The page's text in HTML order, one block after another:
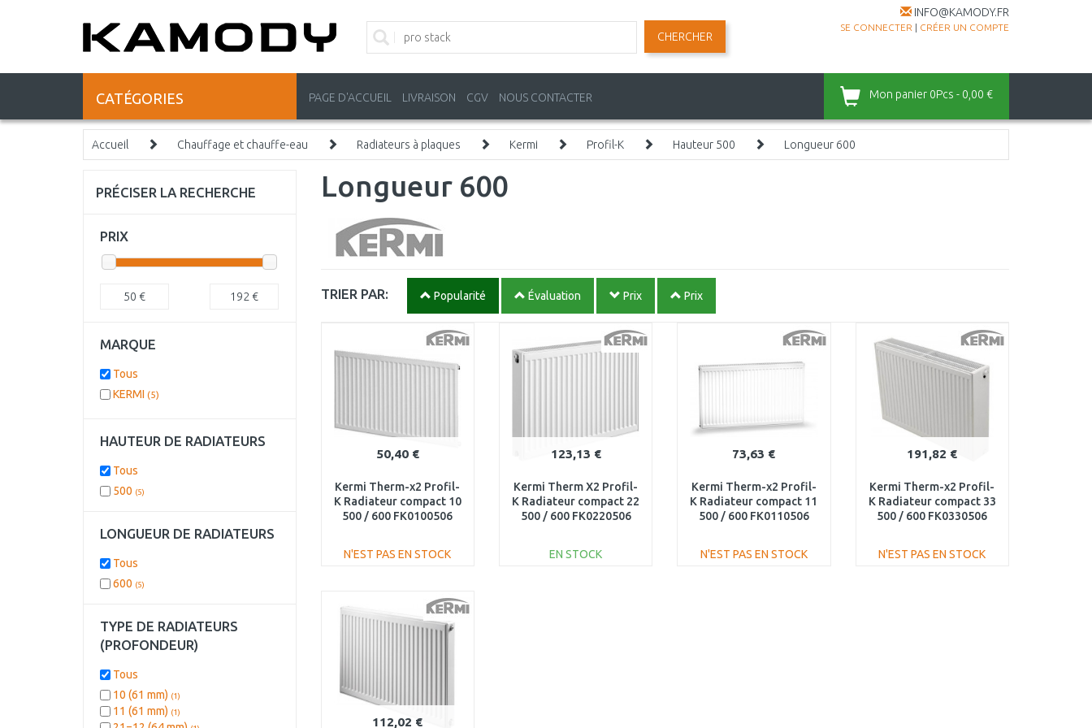
INFO@KAMODY.FR
SE CONNECTER | CRÉER UN COMPTE
CHERCHER
CATÉGORIES PAGE D'ACCUEIL LIVRAISON CGV NOUS CONTACTER Mon panier 0Pcs - 0,00 €
Accueil Chauffage et chauffe-eau Radiateurs à plaques Kermi Profil-K Hauteur 500 Longueur 600
Longueur 600
TRIER PAR: Popularité Évaluation Prix Prix
50,40 €
Kermi Therm-x2 Profil-
K Radiateur compact 10
500 / 600 FK0100506
N'EST PAS EN STOCK
Au comparatif
123,13 €
Kermi Therm X2 Profil-
K Radiateur compact 22
500 / 600 FK0220506
EN STOCK
73,63 €
Kermi Therm-x2 Profil-
K Radiateur compact 11
500 / 600 FK0110506
N'EST PAS EN STOCK
191,82 €
Kermi Therm-x2 Profil-
K Radiateur compact 33
500 / 600 FK0330506
N'EST PAS EN STOCK
112,02 €
PRÉCISER LA RECHERCHE
PRIX
50 € 192 €
MARQUE
Tous
KERMI (5)
HAUTEUR DE RADIATEURS
Tous
500 (5)
LONGUEUR DE RADIATEURS
Tous
600 (5)
TYPE DE RADIATEURS
(PROFONDEUR)
Tous
10 (61 mm) (1)
11 (61 mm) (1)